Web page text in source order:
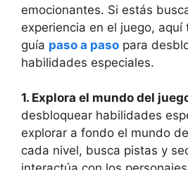
emocionantes. Si estás
experiencia en el juego, aquí
guía paso a paso para
habilidades especiales.
1. Explora el mundo del
desbloquear habilidades
explorar a fondo el mundo
cada nivel, busca pistas y